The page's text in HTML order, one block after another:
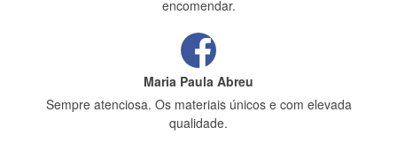
encomendar.
Maria Paula Abreu
Sempre atenciosa. Os materiais únicos e com elevada
qualidade.